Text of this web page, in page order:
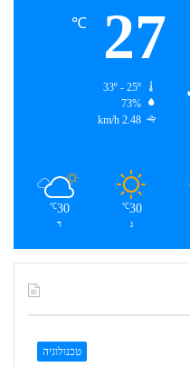
27
℃
73%
2.48 km/h
30
℃
ג
30
℃
ד
טכנולוגיה